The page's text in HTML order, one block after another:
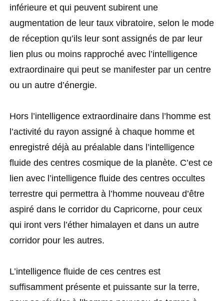
inférieure et qui peuvent subirent une
augmentation de leur taux vibratoire, selon le mode
de réception qu’ils leur sont assignés de par leur
lien plus ou moins rapproché avec l’intelligence
extraordinaire qui peut se manifester par un centre
ou un autre d’énergie.
Hors l’intelligence extraordinaire dans l’homme est
l’activité du rayon assigné à chaque homme et
enregistré déjà au préalable dans l’intelligence
fluide des centres cosmique de la planète. C’est ce
lien avec l’intelligence fluide des centres occultes
terrestre qui permettra à l’homme nouveau d’être
aspiré dans le corridor du Capricorne, pour ceux
qui iront vers l’éther himalayen et dans un autre
corridor pour les autres.
L’intelligence fluide de ces centres est
suffisamment présente et puissante sur la terre,